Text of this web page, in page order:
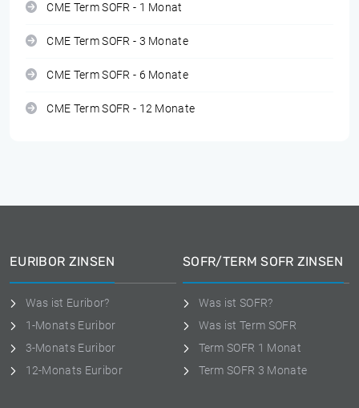
CME Term SOFR - 1 Monat
CME Term SOFR - 3 Monate
CME Term SOFR - 6 Monate
CME Term SOFR - 12 Monate
EURIBOR ZINSEN
Was ist Euribor?
1-Monats Euribor
3-Monats Euribor
12-Monats Euribor
SOFR/TERM SOFR ZINSEN
Was ist SOFR?
Was ist Term SOFR
Term SOFR 1 Monat
Term SOFR 3 Monate